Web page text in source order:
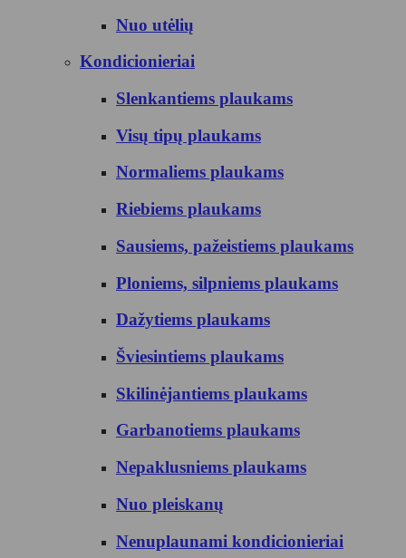
Nuo utėlių
Kondicionieriai
Slenkantiems plaukams
Visų tipų plaukams
Normaliems plaukams
Riebiems plaukams
Sausiems, pažeistiems plaukams
Ploniems, silpniems plaukams
Dažytiems plaukams
Šviesintiems plaukams
Skilinėjantiems plaukams
Garbanotiems plaukams
Nepaklusniems plaukams
Nuo pleiskanų
Nenuplaunami kondicionieriai